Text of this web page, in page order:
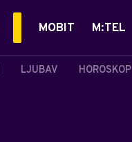
LJUBAV HOROSKOP
MOBIT M:TEL